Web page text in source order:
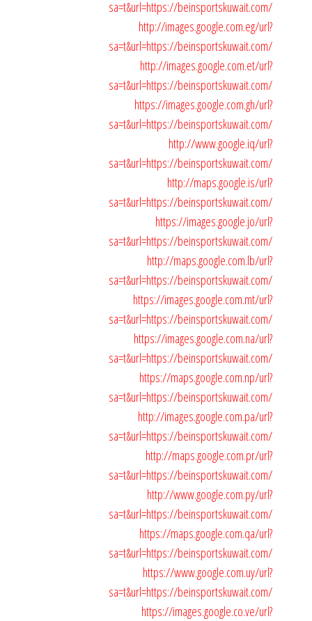
sa=t&url=https://beinsportskuwait.com/
http://images.google.com.eg/url?
sa=t&url=https://beinsportskuwait.com/
http://images.google.com.et/url?
sa=t&url=https://beinsportskuwait.com/
https://images.google.com.gh/url?
sa=t&url=https://beinsportskuwait.com/
http://www.google.iq/url?
sa=t&url=https://beinsportskuwait.com/
http://maps.google.is/url?
sa=t&url=https://beinsportskuwait.com/
https://images.google.jo/url?
sa=t&url=https://beinsportskuwait.com/
http://maps.google.com.lb/url?
sa=t&url=https://beinsportskuwait.com/
https://images.google.com.mt/url?
sa=t&url=https://beinsportskuwait.com/
https://images.google.com.na/url?
sa=t&url=https://beinsportskuwait.com/
https://maps.google.com.np/url?
sa=t&url=https://beinsportskuwait.com/
http://images.google.com.pa/url?
sa=t&url=https://beinsportskuwait.com/
http://maps.google.com.pr/url?
sa=t&url=https://beinsportskuwait.com/
http://www.google.com.py/url?
sa=t&url=https://beinsportskuwait.com/
https://maps.google.com.qa/url?
sa=t&url=https://beinsportskuwait.com/
https://www.google.com.uy/url?
sa=t&url=https://beinsportskuwait.com/
https://images.google.co.ve/url?